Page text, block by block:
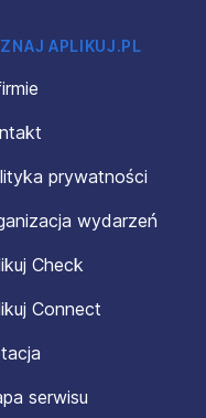
APLIKUJ.PL
prywatności
wydarzeń
Check
Connect
serwisu